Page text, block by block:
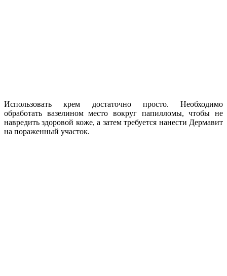
Использовать крем достаточно просто. Необходимо
обработать вазелином место вокруг папилломы, чтобы не
навредить здоровой коже, а затем требуется нанести Дермавит
на пораженный участок.